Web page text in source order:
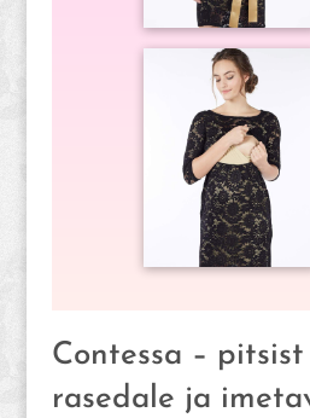
Contessa –
rasedale ja